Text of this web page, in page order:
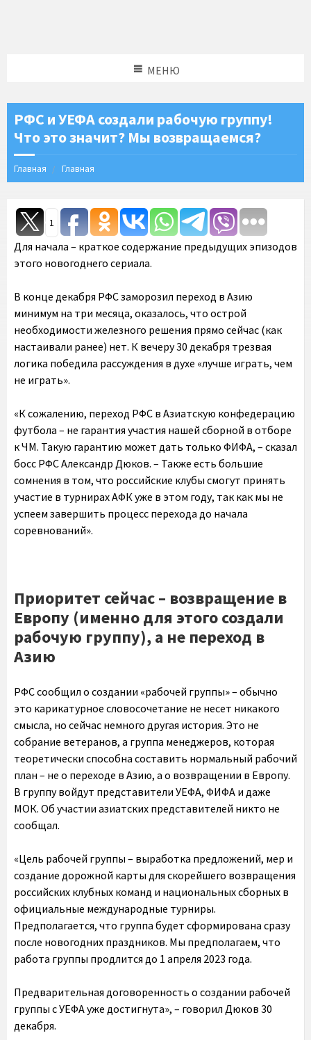
МЕНЮ
РФС и УЕФА создали рабочую группу!
Что это значит? Мы возвращаемся?
Главная Главная
1
Для начала – краткое содержание предыдущих эпизодов
этого новогоднего сериала.
В конце декабря РФС заморозил переход в Азию
минимум на три месяца, оказалось, что острой
необходимости железного решения прямо сейчас (как
настаивали ранее) нет. К вечеру 30 декабря трезвая
логика победила рассуждения в духе «лучше играть, чем
не играть».
«К сожалению, переход РФС в Азиатскую конфедерацию
футбола – не гарантия участия нашей сборной в отборе
к ЧМ. Такую гарантию может дать только ФИФА, – сказал
босс РФС Александр Дюков. – Также есть большие
сомнения в том, что российские клубы смогут принять
участие в турнирах АФК уже в этом году, так как мы не
успеем завершить процесс перехода до начала
соревнований».
Приоритет сейчас – возвращение в
Европу (именно для этого создали
рабочую группу), а не переход в
Азию
РФС сообщил о создании «рабочей группы» – обычно
это карикатурное словосочетание не несет никакого
смысла, но сейчас немного другая история. Это не
собрание ветеранов, а группа менеджеров, которая
теоретически способна составить нормальный рабочий
план – не о переходе в Азию, а о возвращении в Европу.
В группу войдут представители УЕФА, ФИФА и даже
МОК. Об участии азиатских представителей никто не
сообщал.
«Цель рабочей группы – выработка предложений, мер и
создание дорожной карты для скорейшего возвращения
российских клубных команд и национальных сборных в
официальные международные турниры.
Предполагается, что группа будет сформирована сразу
после новогодних праздников. Мы предполагаем, что
работа группы продлится до 1 апреля 2023 года.
Предварительная договоренность о создании рабочей
группы с УЕФА уже достигнута», – говорил Дюков 30
декабря.